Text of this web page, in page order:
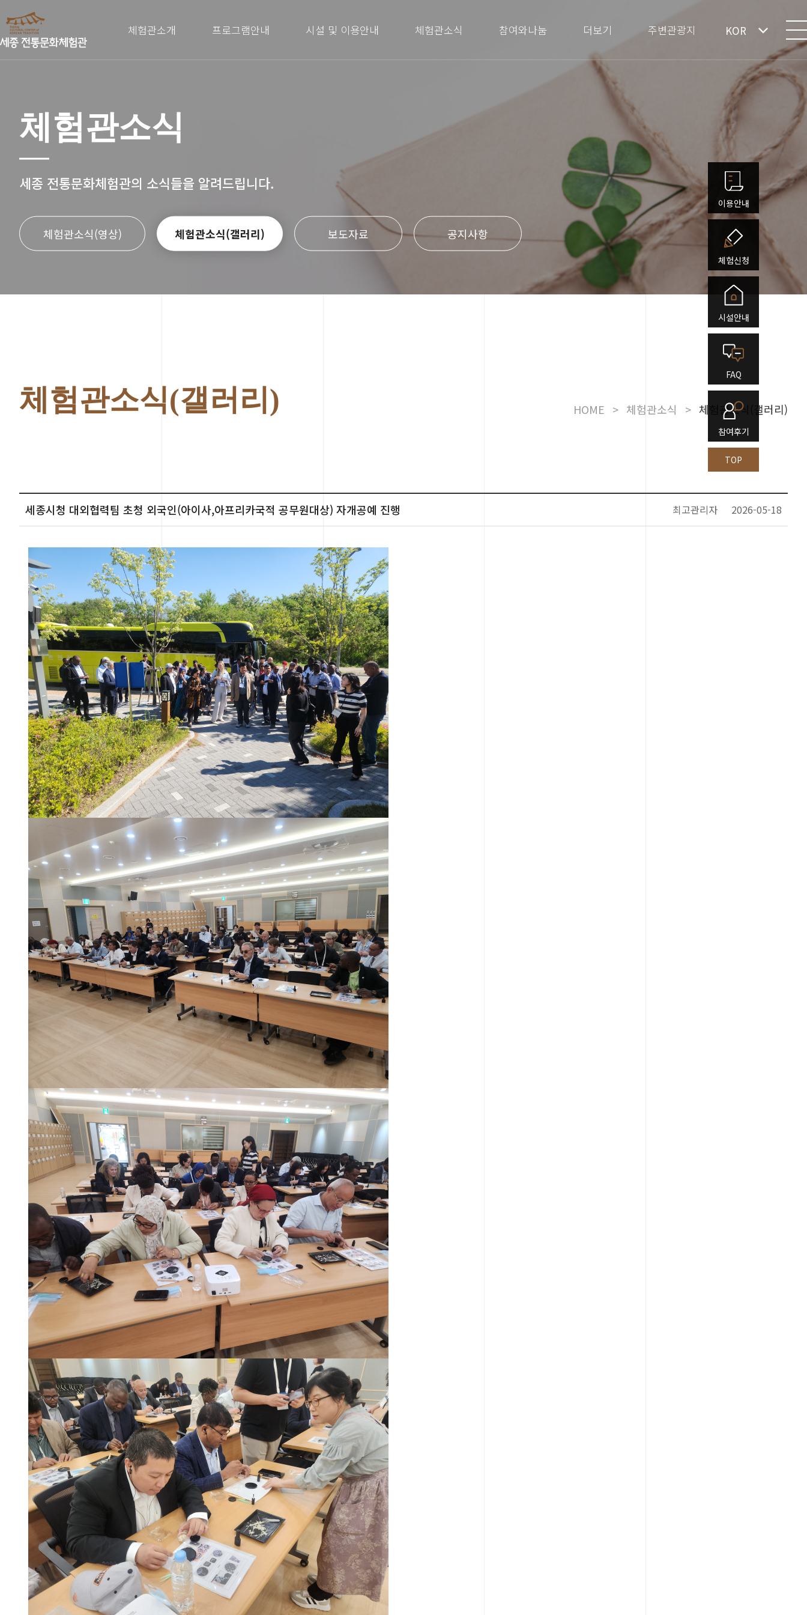
체험관소개 프로그램안내 시설 및 이용안내 체험관소식 참여와나눔 더보기 주변관광지 KOR
체험관소식
세종 전통문화체험관의 소식들을 알려드립니다.
체험관소식(영상) 체험관소식(갤러리) 보도자료 공지사항
체험관소식(갤러리) HOME > 체험관소식 > 체험관소식(갤러리)
세종시청 대외협력팀 초청 외국인(아이사,아프리카국적 공무원대상) 자개공예 진행 최고관리자 2026-05-18
이용안내
체험신청
시설안내
FAQ
참여후기
TOP